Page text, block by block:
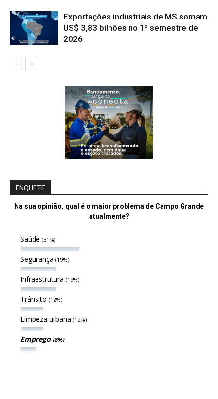
Exportações industriais de MS somam
US$ 3,83 bilhões no 1º semestre de
2026
ENQUETE
Na sua opinião, qual é o maior problema de Campo Grande
atualmente?
Saúde (31%)
Segurança (19%)
Infraestrutura (19%)
Trânsito (12%)
Limpeza urbana (12%)
Emprego (8%)